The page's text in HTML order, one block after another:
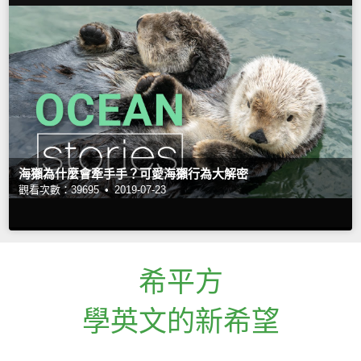
海獺為什麼會牽手手？可愛海獺行為大解密
觀看次數：39695 • 2019-07-23
希平方
學英文的新希望